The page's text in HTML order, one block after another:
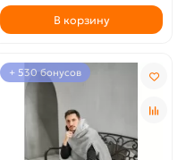
В корзину
+ 530 бонусов